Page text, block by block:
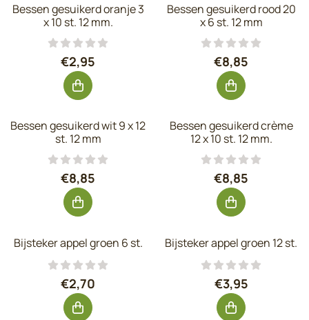
Bessen gesuikerd oranje 3
x 10 st. 12 mm.
Prijs: 2,95, exclusief btw: 2,44
€2,95
Bessen gesuikerd rood 20
x 6 st. 12 mm
Prijs: 8,85,
€8,85
Bessen gesuikerd wit 9 x 12
st. 12 mm
Prijs: 8,85, exclusief btw: 7,31
€8,85
Bessen gesuikerd crème
12 x 10 st. 12 mm.
Prijs: 8,85,
€8,85
Bijsteker appel groen 6 st.
Prijs: 2,70, exclusief btw: 2,23
€2,70
Bijsteker appel groen 12 st.
Prijs: 3,95,
€3,95